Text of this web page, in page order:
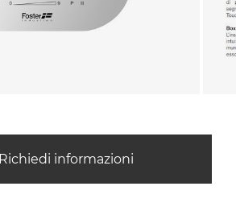
Richiedi informazioni